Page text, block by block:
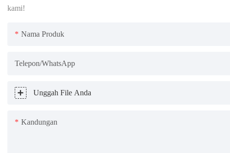
kami!
Nama Produk
Telepon/WhatsApp
Unggah File Anda
Kandungan